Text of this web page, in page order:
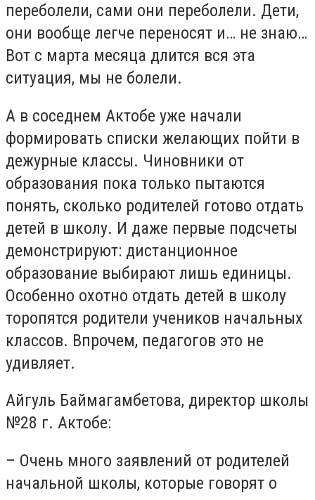
переболели, сами они переболели. Дети,
они вообще легче переносят и… не знаю…
Вот с марта месяца длится вся эта
ситуация, мы не болели.
А в соседнем Актобе уже начали
формировать списки желающих пойти в
дежурные классы. Чиновники от
образования пока только пытаются
понять, сколько родителей готово отдать
детей в школу. И даже первые подсчеты
демонстрируют: дистанционное
образование выбирают лишь единицы.
Особенно охотно отдать детей в школу
торопятся родители учеников начальных
классов. Впрочем, педагогов это не
удивляет.
Айгуль Баймагамбетова, директор школы
№28 г. Актобе:
– Очень много заявлений от родителей
начальной школы, которые говорят о